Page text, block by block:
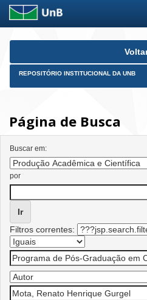
Skip
REPOSITÓRIO INSTITUCIONAL DA UNB
Página de Busca
Buscar em:
por
Filtros correntes: